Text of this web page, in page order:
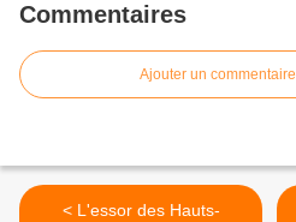
Commentaires
Ajouter un commentaire
< L'essor des Hauts-